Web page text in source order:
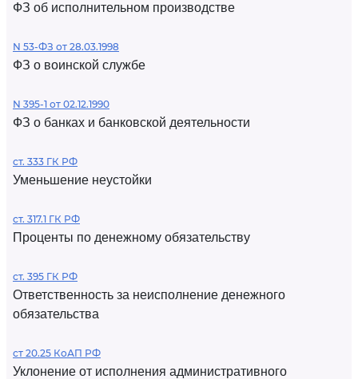
ФЗ об исполнительном производстве
N 53-ФЗ от 28.03.1998
ФЗ о воинской службе
N 395-1 от 02.12.1990
ФЗ о банках и банковской деятельности
ст. 333 ГК РФ
Уменьшение неустойки
ст. 317.1 ГК РФ
Проценты по денежному обязательству
ст. 395 ГК РФ
Ответственность за неисполнение денежного
обязательства
ст 20.25 КоАП РФ
Уклонение от исполнения административного